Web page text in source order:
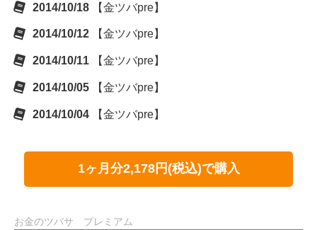
2014/10/18 【金ツバpre】
2014/10/12 【金ツバpre】
2014/10/11 【金ツバpre】
2014/10/05 【金ツバpre】
2014/10/04 【金ツバpre】
1ヶ月分2,178円(税込)で購入
お金のツバサ プレミアム